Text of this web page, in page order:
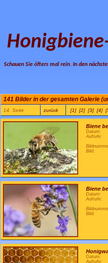
Schauen Sie öfters mal rein. In den
141 Bilder in der gesamten Galerie
14. Seite zurück [1] [2] [3] [4]
Biene
Datum:
Aufrufe:
Bild:
Biene
Datum:
Aufrufe:
Bild:
Datum:
Aufrufe: